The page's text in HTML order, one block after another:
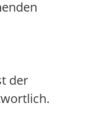
der